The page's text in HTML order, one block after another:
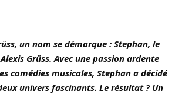
un nom se démarque : Stephan, le
Grüss. Avec une passion ardente
comédies musicales, Stephan a décidé
univers fascinants. Le résultat ? Un